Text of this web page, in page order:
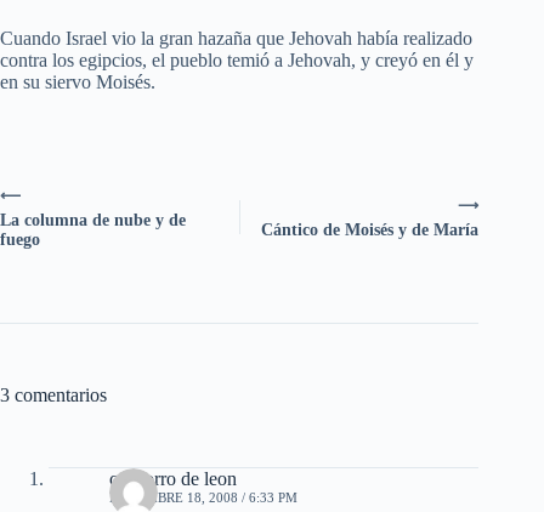
Cuando Israel vio la gran hazaña que Jehovah había realizado
contra los egipcios, el pueblo temió a Jehovah, y creyó en él y
en su siervo Moisés.
⟶
Cántico de Moisés y de María
⟵
La columna de nube y de
fuego
3 comentarios
cachorro de leon
DICIEMBRE 18, 2008 / 6:33 PM